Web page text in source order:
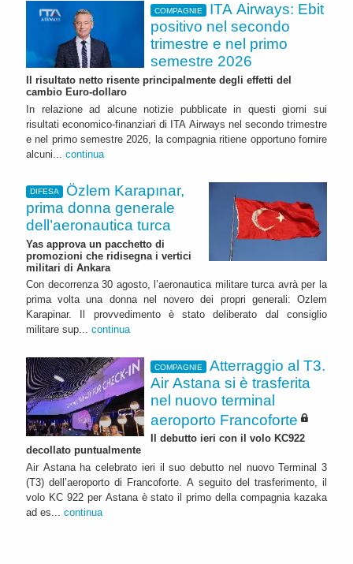
COMPAGNIE
ITA Airways: Ebit
positivo nel secondo
trimestre e nel primo
semestre 2026
Il risultato netto risente principalmente degli effetti del
cambio Euro-dollaro
In relazione ad alcune notizie pubblicate in questi giorni sui
risultati economico-finanziari di ITA Airways nel secondo trimestre
e nel primo semestre 2026, la compagnia ritiene opportuno fornire
alcuni... continua
DIFESA
Özlem Karapınar,
prima donna generale
dell’aeronautica turca
Yas approva un pacchetto di
promozioni che ridisegna i vertici
militari di Ankara
Con decorrenza 30 agosto, l’aeronautica militare turca avrà per la
prima volta una donna nel novero dei propri generali: Ozlem
Karapinar. Il provvedimento è stato deliberato dal consiglio
militare sup... continua
COMPAGNIE
Atterraggio al T3.
Air Astana si è trasferita
nel nuovo terminal
aeroporto Francoforte
Il debutto ieri con il volo KC922
decollato puntualmente
Air Astana ha celebrato ieri il suo debutto nel nuovo Terminal 3
(T3) dell’aeroporto di Francoforte. A seguito del trasferimento, il
volo KC 922 per Astana è stato il primo della compagnia kazaka
ad es... continua